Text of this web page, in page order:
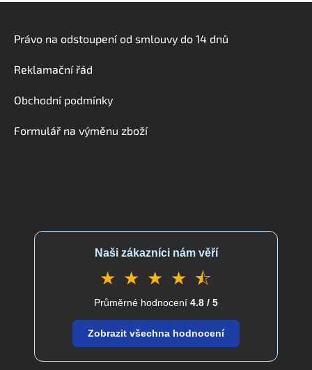
Právo na odstoupení od smlouvy do 14 dnů
Reklamační řád
Obchodní podmínky
Formulář na výměnu zboží
Naši zákazníci nám věří
★ ★ ★ ★ ⯪
Průměrné hodnocení 4.8 / 5
Zobrazit všechna hodnocení